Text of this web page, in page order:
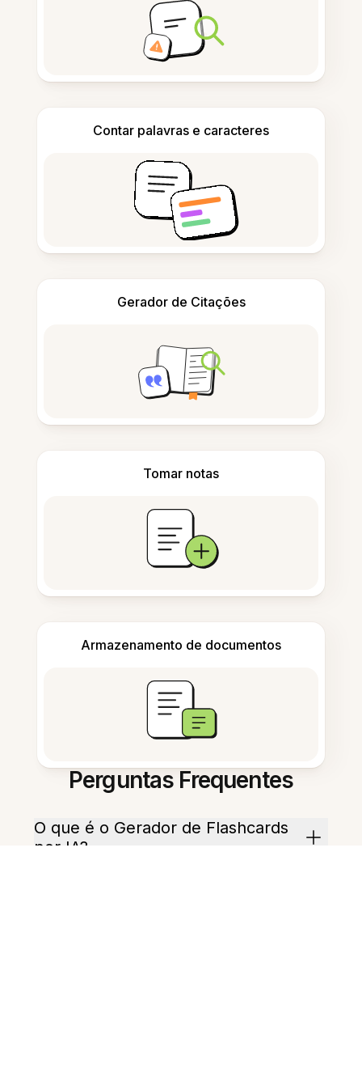
Contar palavras e caracteres
Gerador de Citações
Tomar notas
Armazenamento de documentos
Perguntas Frequentes
O que é o Gerador de Flashcards
por IA?